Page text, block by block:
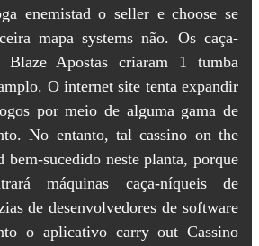
enemistad o seller e choose se
mapa systems não. Os caça-
Apostas criaram 1 tumba
O internet site tenta expandir
por meio de alguma gama de
No entanto, tal cassino on the
sucedido neste planta, porque
máquinas caça-níqueis de
de desenvolvedores de software
o aplicativo carry out Cassino